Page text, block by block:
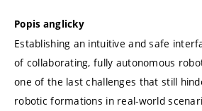
Popis anglicky
Establishing an intuitive and safe
of collaborating, fully autonomous
one of the last challenges that still
robotic formations in real-world